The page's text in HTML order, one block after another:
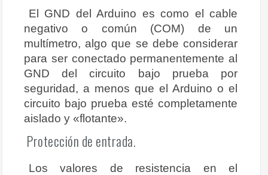
El GND del Arduino es como el cable
negativo o común (COM) de un
multímetro, algo que se debe considerar
para ser conectado permanentemente al
GND del circuito bajo prueba por
seguridad, a menos que el Arduino o el
circuito bajo prueba esté completamente
aislado y «flotante».
Protección de entrada.
Los valores de resistencia en el